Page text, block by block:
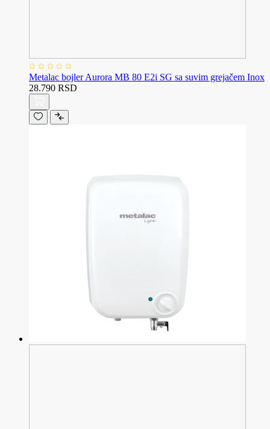
Metalac bojler Aurora MB 80 E2i SG sa suvim grejačem Inox
28.790 RSD